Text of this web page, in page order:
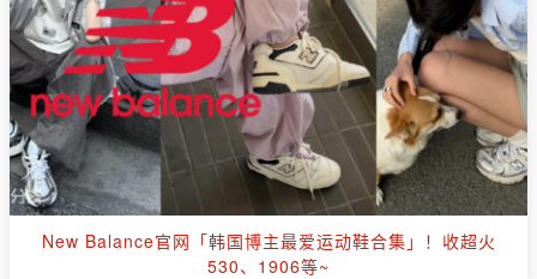
New Balance官网「韩国博主最爱运动鞋合集」！收超火
530、1906等~